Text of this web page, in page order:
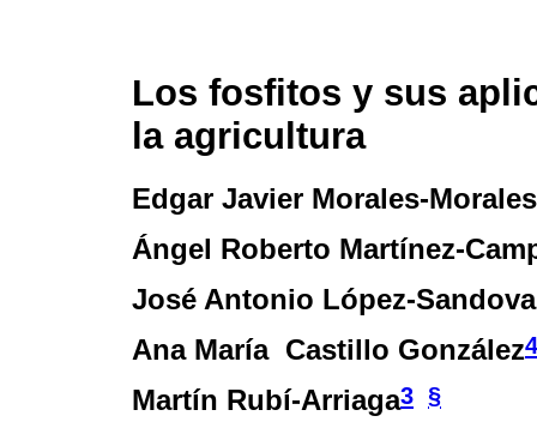
Los fosfitos y sus
la agricultura
Edgar Javier Morales-Morales
Ángel Roberto Martínez-
José Antonio López-
Ana María Castillo González4
Martín Rubí-Arriaga3 §